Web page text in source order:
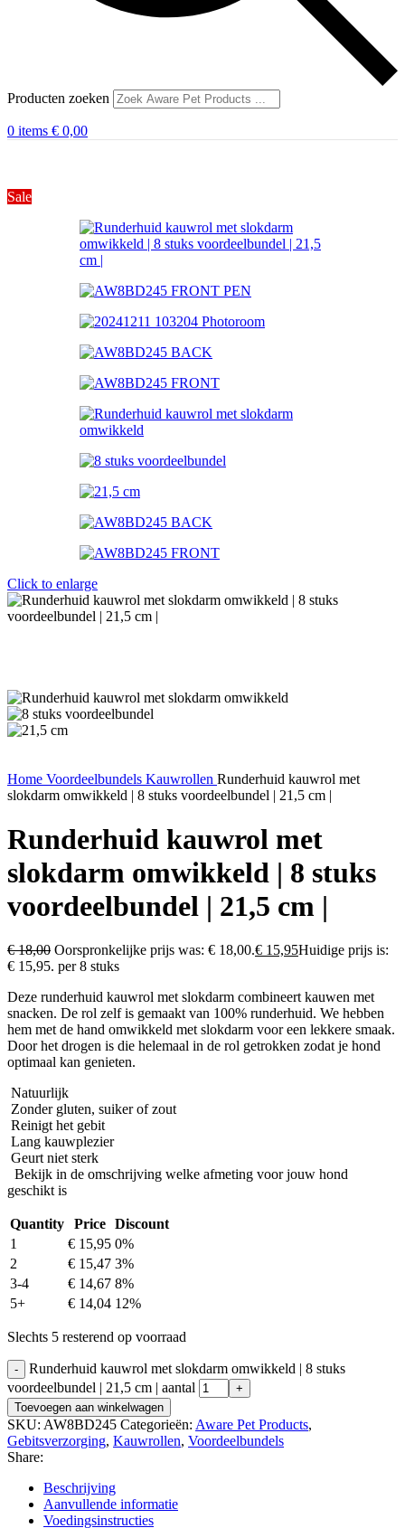
Producten zoeken
0 items € 0,00
Sale
Click to enlarge
Home Voordeelbundels Kauwrollen Runderhuid kauwrol met
slokdarm omwikkeld | 8 stuks voordeelbundel | 21,5 cm |
Runderhuid kauwrol met
slokdarm omwikkeld | 8 stuks
voordeelbundel | 21,5 cm |
€18,00 Oorspronkelijke prijs was: € 18,00.€ 15,95Huidige prijs is:
€ 15,95. per 8 stuks
Deze runderhuid kauwrol met slokdarm combineert kauwen met
snacken. De rol zelf is gemaakt van 100% runderhuid. We hebben
hem met de hand omwikkeld met slokdarm voor een lekkere smaak.
Door het drogen is die helemaal in de rol getrokken zodat je hond
optimaal kan genieten.
Natuurlijk
Zonder gluten, suiker of zout
Reinigt het gebit
Lang kauwplezier
Geurt niet sterk
Bekijk in de omschrijving welke afmeting voor jouw hond
geschikt is
Quantity Price
Discount
1
€ 15,95 0%
2
€ 15,47 3%
3-4
€ 14,67 8%
5+
€ 14,04 12%
Slechts 5 resterend op voorraad
Runderhuid kauwrol met slokdarm omwikkeld | 8 stuks
voordeelbundel | 21,5 cm | aantal
Toevoegen aan winkelwagen
SKU: AW8BD245 Categorieën: Aware Pet Products,
Gebitsverzorging, Kauwrollen, Voordeelbundels
Share:
Beschrijving
Aanvullende informatie
Voedingsinstructies